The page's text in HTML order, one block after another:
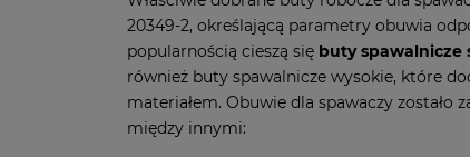
20349-2, określającą parametry obuwia
popularnością cieszą się buty spawalnicze
również buty spawalnicze wysokie, które
materiałem. Obuwie dla spawaczy
między innymi: